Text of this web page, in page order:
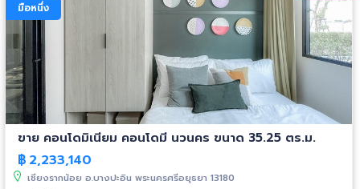
มือหนึ่ง
ขาย คอนโดมิเนียม คอนโดมี นวนคร ขนาด 35.25 ตร.ม.
฿ 2,233,140
เชียงรากน้อย อ.บางปะอิน พระนครศรีอยุธยา 13180